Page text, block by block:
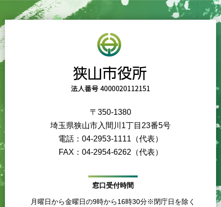
〒350-1380
埼玉県狭山市入間川1丁目23番5号
電話：04-2953-1111（代表）
FAX：04-2954-6262（代表）
窓口受付時間
月曜日から金曜日の9時から16時30分※閉庁日を除く